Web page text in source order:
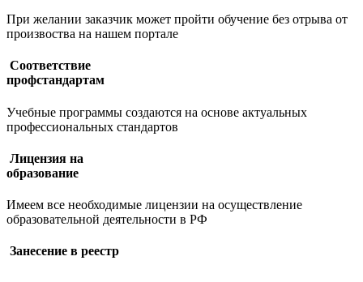
При желании заказчик может пройти обучение без отрыва от
произвоства на нашем портале
Соответствие
профстандартам
Учебные программы создаются на основе актуальных
профессиональных стандартов
Лицензия на
образование
Имеем все необходимые лицензии на осуществление
образовательной деятельности в РФ
Занесение в реестр